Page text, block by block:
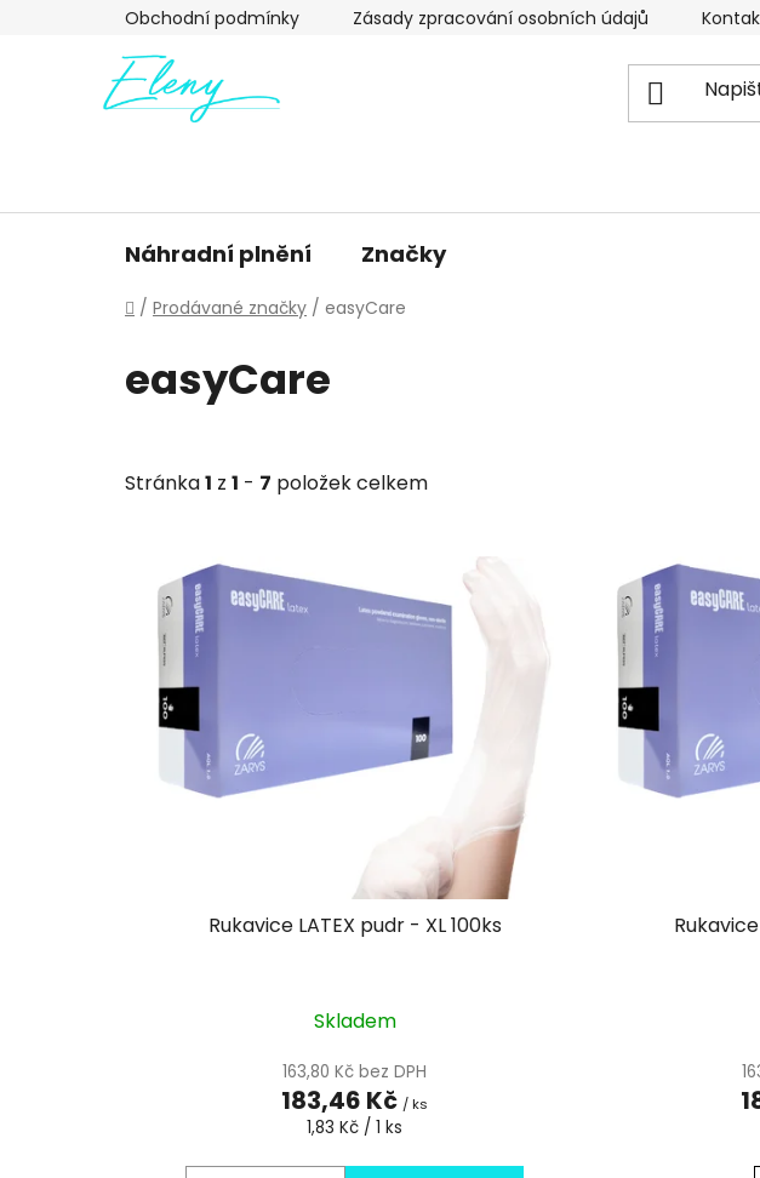
Obchodní podmínky Zásady zpracování osobních údajů
Náhradní plnění Značky
Domů
/ Prodávané značky / easyCare
easyCare
Stránka1 z 1 - 7 položek celkem
Rukavice LATEX pudr - XL 100ks
Skladem
163,80 Kč bez DPH
183,46 Kč / ks
Měrná
1,83 Kč / 1 ks